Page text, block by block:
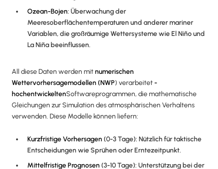
Ozean-Bojen: Überwachung der
Meeresoberflächentemperaturen und anderer mariner
Variablen, die großräumige Wettersysteme wie El Niño und
La Niña beeinflussen.
All diese Daten werden mitnumerischen
Wettervorhersagemodellen (NWP) verarbeitet-
hochentwickeltenSoftwareprogrammen, die mathematische
Gleichungen zur Simulation des atmosphärischen Verhaltens
verwenden. Diese Modelle können liefern:
Kurzfristige Vorhersagen(0-3 Tage): Nützlich für taktische
Entscheidungen wie Sprühen oder Erntezeitpunkt.
Mittelfristige Prognosen(3-10 Tage): Unterstützung bei der